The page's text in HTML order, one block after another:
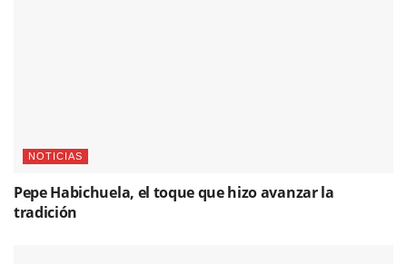
NOTICIAS
Pepe Habichuela, el toque que hizo avanzar la
tradición